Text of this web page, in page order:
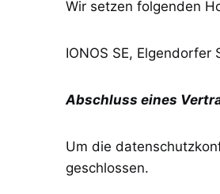
Wir setzen folgenden
IONOS SE,
Abschluss eines
Um die
geschlossen.